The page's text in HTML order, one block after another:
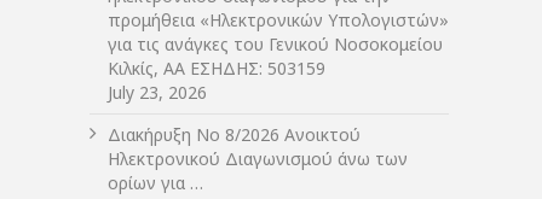
προμήθεια «Ηλεκτρονικών Υπολογιστών»
για τις ανάγκες του Γενικού Νοσοκομείου
Κιλκίς, ΑΑ ΕΣΗΔΗΣ: 503159
July 23, 2026
Διακήρυξη Νο 8/2026 Ανοικτού
Ηλεκτρονικού Διαγωνισμού άνω των
ορίων για …